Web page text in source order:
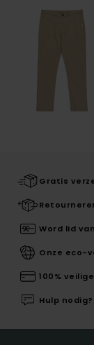
Gratis
Word lid
Onze eco-
100%
Hulp nodig?